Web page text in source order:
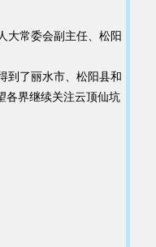
大常委会副主任、松阳
到了丽水市、松阳县和
各界继续关注云顶仙坑